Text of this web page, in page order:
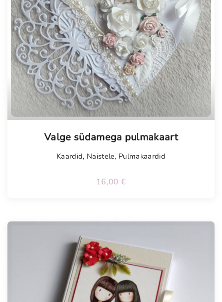
Valge südamega pulmakaart
Kaardid, Naistele, Pulmakaardid
16,00 €